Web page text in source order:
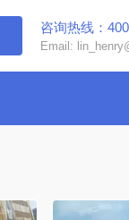
咨询热线：
Email: